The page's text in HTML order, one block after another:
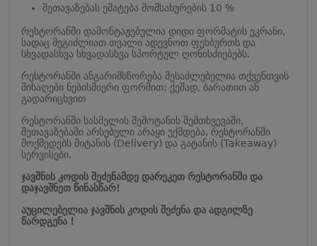
შეთავაზებას ემატება მომსახურების 10 %
რესტორანში დამონტაჟებულია დიდი ფორმატის ეკრანი,
სადაც შეგიძლიათ თვალი ადევნოთ ფეხბურთს და
სხვადასხვა სხვადასხვა სპორტულ ღონისძიებებს.
რესტორანში ანგარიშსწორება შესაძლებელია თქვენთვის
მისაღები ნებისმიერი ფორმით: ქეშად, ბარათით ან
გადარიცხვით
რესტორანში სასმელის შემოტანის შემთხვევაში,
შეთავაზებაში არსებული არაყი უქმდება, რესტორანში
მოქმედებს მიტანის (Delivery) და გატანის (Takeaway)
სერვისები.
ჯავშნის კოდის შეძენამდე დარეკეთ რესტორანში და
დაჯავშნეთ წინასწარ!
აუცილებელია ჯავშნის კოდის შეძენა და ადგილზე
წარდგენა !